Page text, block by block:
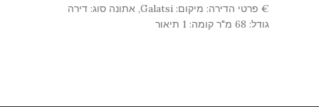
€ פרטי הדירה: מיקום: Galatsi, אתונה סוג: דירה
גודל: 68 מ"ר קומה: 1 תיאור